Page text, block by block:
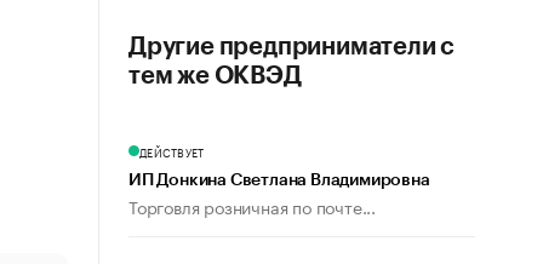
Другие предприниматели с
тем же ОКВЭД
ДЕЙСТВУЕТ
ИП Донкина Светлана Владимировна
Торговля розничная по почте...